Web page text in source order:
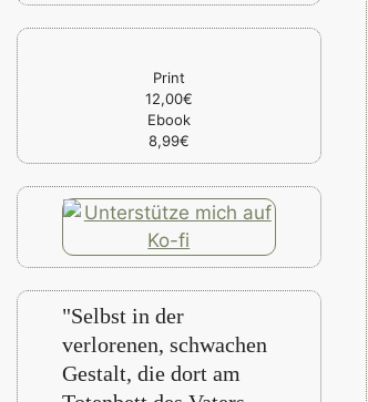
Print
12,00€
Ebook
8,99€
"Selbst in der
verlorenen, schwachen
Gestalt, die dort am